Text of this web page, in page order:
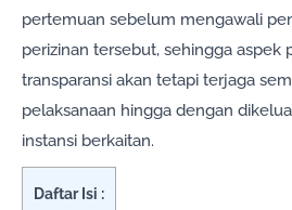
pertemuan sebelum mengawali
perizinan tersebut, sehingga aspek
transparansi akan tetapi terjaga
pelaksanaan hingga dengan
instansi berkaitan.
Daftar Isi :